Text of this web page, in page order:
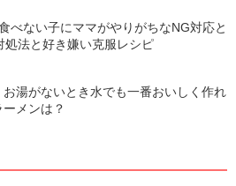
べない子にママがやりがちなNG対応と
処法と好き嫌い克服レシピ
お湯がないとき水でも一番おいしく作れ
メンは？